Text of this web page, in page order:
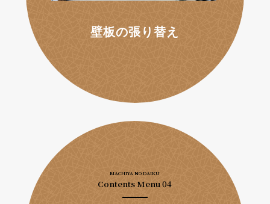
壁板の張り替え
MACHIYA NO DAIKU
Contents Menu 04